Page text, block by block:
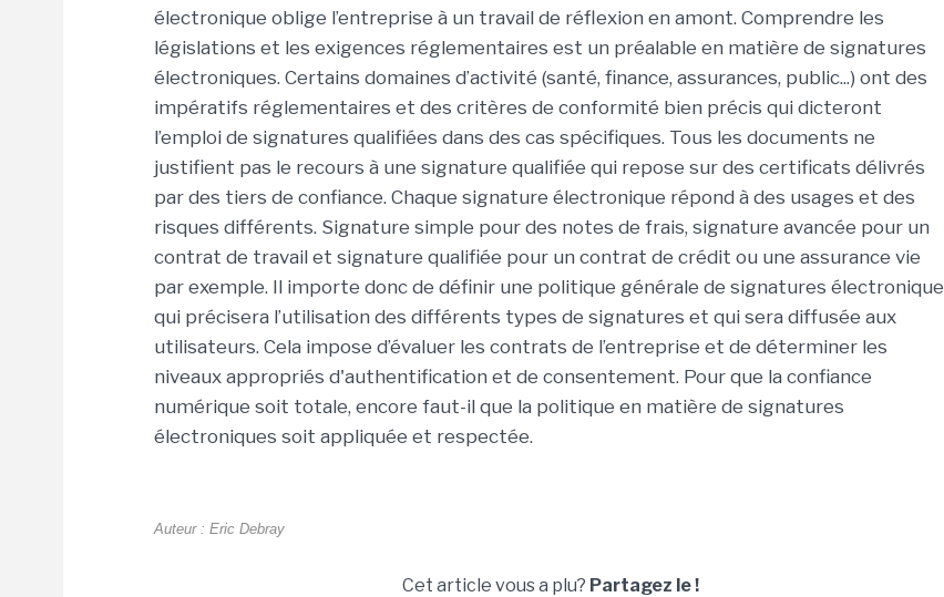
électronique oblige l’entreprise à un travail de réflexion en amont. Comprendre les
législations et les exigences réglementaires est un préalable en matière de signatures
électroniques. Certains domaines d’activité (santé, finance, assurances, public...) ont des
impératifs réglementaires et des critères de conformité bien précis qui dicteront
l’emploi de signatures qualifiées dans des cas spécifiques. Tous les documents ne
justifient pas le recours à une signature qualifiée qui repose sur des certificats délivrés
par des tiers de confiance. Chaque signature électronique répond à des usages et des
risques différents. Signature simple pour des notes de frais, signature avancée pour un
contrat de travail et signature qualifiée pour un contrat de crédit ou une assurance vie
par exemple. Il importe donc de définir une politique générale de signatures électronique
qui précisera l’utilisation des différents types de signatures et qui sera diffusée aux
utilisateurs. Cela impose d’évaluer les contrats de l’entreprise et de déterminer les
niveaux appropriés d'authentification et de consentement. Pour que la confiance
numérique soit totale, encore faut-il que la politique en matière de signatures
électroniques soit appliquée et respectée.
Auteur : Eric Debray
Cet article vous a plu? Partagez le !